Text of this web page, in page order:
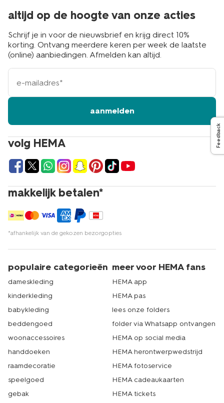
volg HEMA
makkelijk betalen*
*afhankelijk van de gekozen bezorgopties
altijd op de hoogte van onze acties
Schrijf je in voor de nieuwsbrief en krijg direct 10%
korting. Ontvang meerdere keren per week de laatste
(online) aanbiedingen. Afmelden kan altijd.
e-
mailadres
aanmelden
populaire categorieën
dameskleding
kinderkleding
babykleding
beddengoed
woonaccessoires
handdoeken
raamdecoratie
speelgoed
gebak
meer voor HEMA fans
HEMA app
HEMA pas
lees onze folders
folder via Whatsapp ontvangen
HEMA op social media
HEMA herontwerpwedstrijd
HEMA fotoservice
HEMA cadeaukaarten
HEMA tickets
Feedback